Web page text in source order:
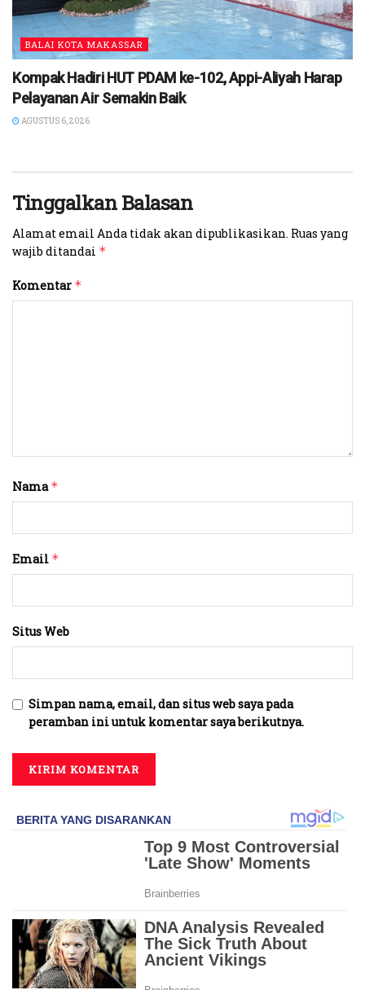
BALAI KOTA MAKASSAR
Kompak Hadiri HUT PDAM ke-102, Appi-Aliyah Harap
Pelayanan Air Semakin Baik
AGUSTUS 6, 2026
Tinggalkan Balasan
Alamat email Anda tidak akan dipublikasikan. Ruas yang
wajib ditandai *
Komentar *
Nama*
Email *
Situs Web
Simpan nama, email, dan situs web saya pada
peramban ini untuk komentar saya berikutnya.